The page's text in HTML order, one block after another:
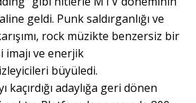
geldi. Punk saldırganlığı ve
rock müzikte benzersiz bir
ve enerjik
büyüledi.
kaçırdığı adaylığa geri dönen